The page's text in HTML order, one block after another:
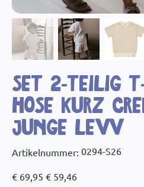
Set 2-Teilig
Hose kurz
Junge LEVV
Artikelnummer:
Artikelnummer:
0294-
0294-S26
Preis
€ 69,95 € 59,46